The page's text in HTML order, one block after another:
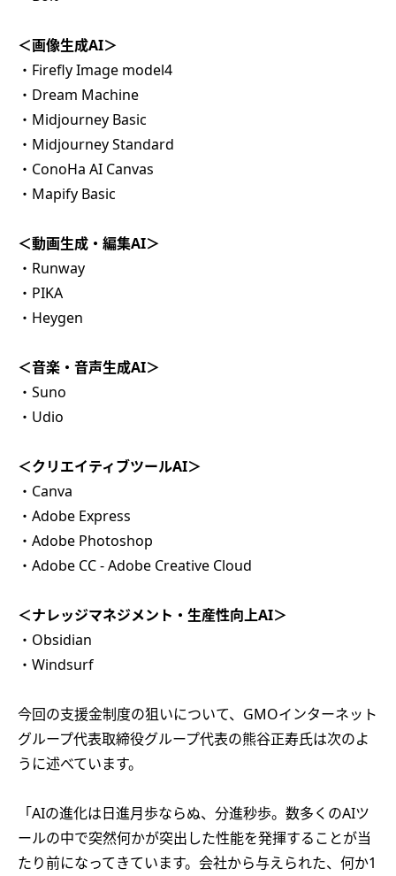
＜画像生成AI＞
・Firefly Image model4
・Dream Machine
・Midjourney Basic
・Midjourney Standard
・ConoHa AI Canvas
・Mapify Basic
＜動画生成・編集AI＞
・Runway
・PIKA
・Heygen
＜音楽・音声生成AI＞
・Suno
・Udio
＜クリエイティブツールAI＞
・Canva
・Adobe Express
・Adobe Photoshop
・Adobe CC - Adobe Creative Cloud
＜ナレッジマネジメント・生産性向上AI＞
・Obsidian
・Windsurf
今回の支援金制度の狙いについて、GMOインターネット
グループ代表取締役グループ代表の熊谷正寿氏は次のよ
うに述べています。
「AIの進化は日進月歩ならぬ、分進秒歩。数多くのAIツ
ールの中で突然何かが突出した性能を発揮することが当
たり前になってきています。会社から与えられた、何か1